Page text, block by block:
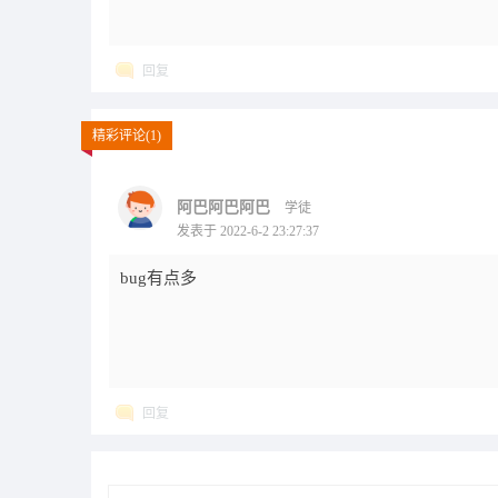
回复
精彩评论(1)
阿巴阿巴阿巴
学徒
发表于 2022-6-2 23:27:37
bug有点多
回复